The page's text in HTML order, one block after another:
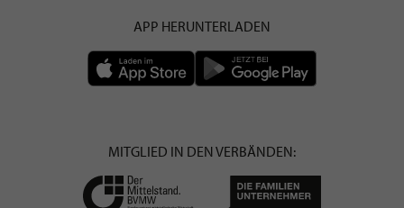
APP HERUNTERLADEN
MITGLIED IN DEN VERBÄNDEN: